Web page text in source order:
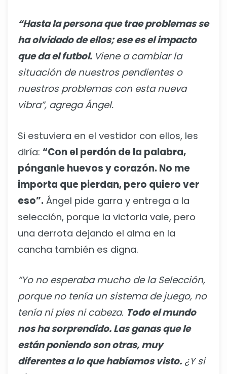
“Hasta la persona que trae problemas se
ha olvidado de ellos; ese es el impacto
que da el futbol. Viene a cambiar la
situación de nuestros pendientes o
nuestros problemas con esta nueva
vibra”, agrega Ángel.
Si estuviera en el vestidor con ellos, les
diría: “Con el perdón de la palabra,
pónganle huevos y corazón. No me
importa que pierdan, pero quiero ver
eso”. Ángel pide garra y entrega a la
selección, porque la victoria vale, pero
una derrota dejando el alma en la
cancha también es digna.
“Yo no esperaba mucho de la Selección,
porque no tenía un sistema de juego, no
tenía ni pies ni cabeza. Todo el mundo
nos ha sorprendido. Las ganas que le
están poniendo son otras, muy
diferentes a lo que habíamos visto. ¿Y si